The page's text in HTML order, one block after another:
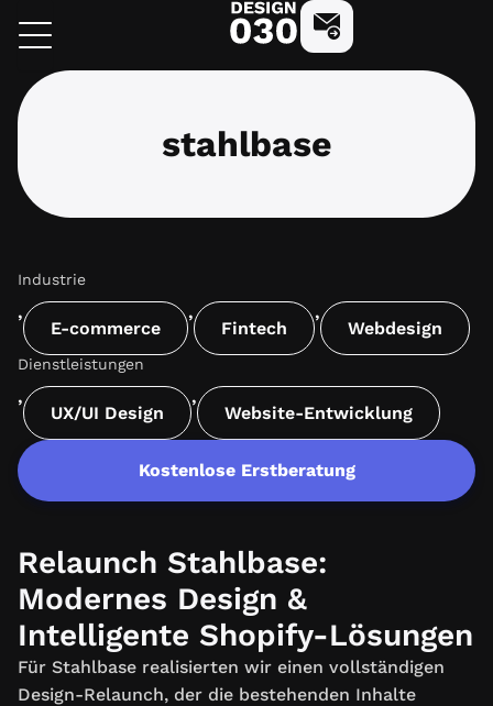
Inhalt
design030 Kostenlose Beratung
stahlbase
Industrie
,
E-commerce
,
Fintech
,
Webdesign
Dienstleistungen
,
UX/UI Design
,
Website-Entwicklung
Kostenlose Erstberatung
Relaunch Stahlbase:
Modernes Design &
Intelligente Shopify-Lösungen
Für Stahlbase realisierten wir einen vollständigen
Design-Relaunch, der die bestehenden Inhalte